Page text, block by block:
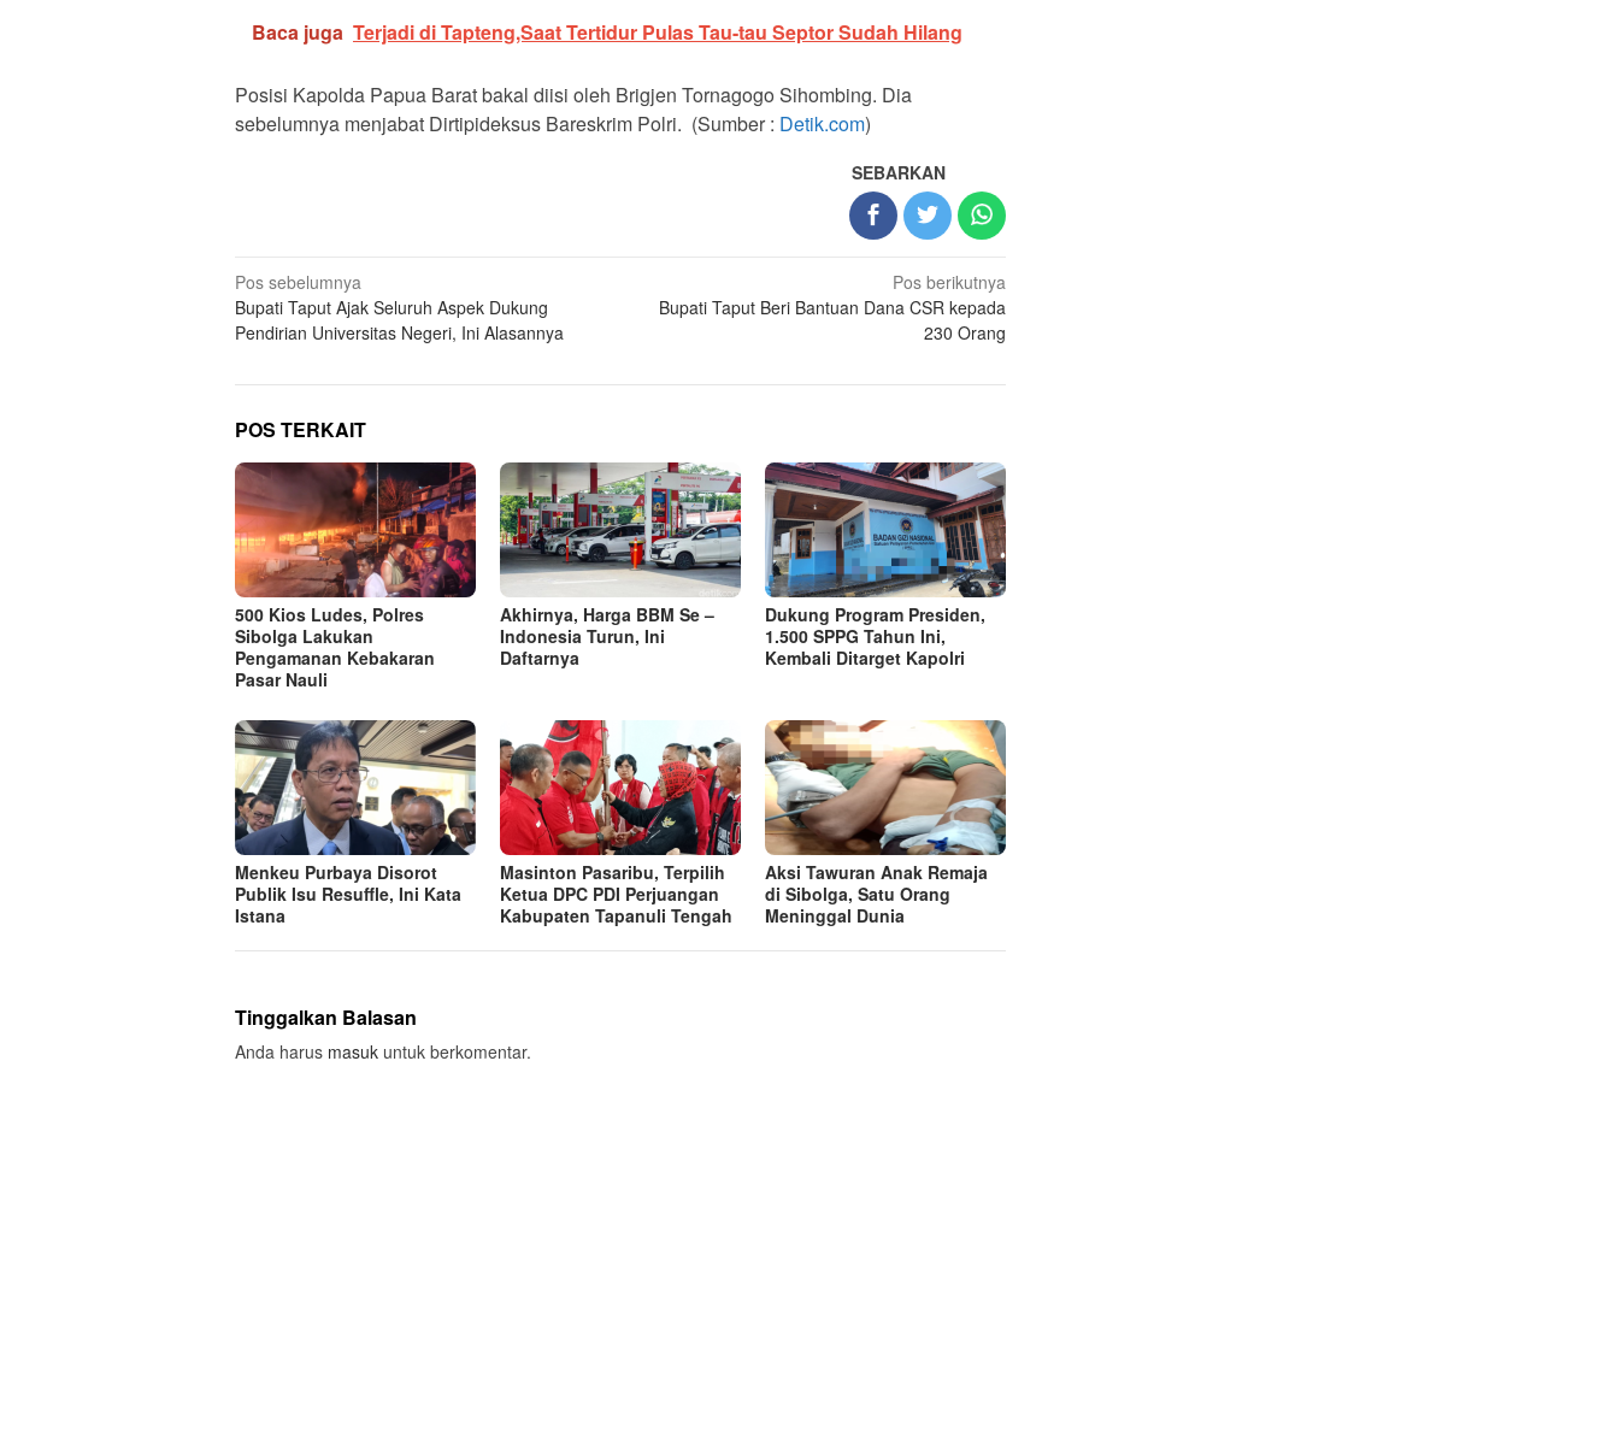
Baca juga Terjadi di Tapteng,Saat Tertidur Pulas Tau-tau Septor Sudah Hilang
Posisi Kapolda Papua Barat bakal diisi oleh Brigjen Tornagogo Sihombing. Dia
sebelumnya menjabat Dirtipideksus Bareskrim Polri. (Sumber : Detik.com)
SEBARKAN
Navigasi
pos
Pos sebelumnya
Bupati Taput Ajak Seluruh Aspek Dukung
Pendirian Universitas Negeri, Ini Alasannya
Pos berikutnya
Bupati Taput Beri Bantuan Dana CSR kepada
230 Orang
POS TERKAIT
500 Kios Ludes, Polres
Sibolga Lakukan
Pengamanan Kebakaran
Pasar Nauli
Akhirnya, Harga BBM Se –
Indonesia Turun, Ini
Daftarnya
Dukung Program Presiden,
1.500 SPPG Tahun Ini,
Kembali Ditarget Kapolri
Menkeu Purbaya Disorot
Publik Isu Resuffle, Ini Kata
Istana
Masinton Pasaribu, Terpilih
Ketua DPC PDI Perjuangan
Kabupaten Tapanuli Tengah
Aksi Tawuran Anak Remaja
di Sibolga, Satu Orang
Meninggal Dunia
Tinggalkan Balasan
Anda harus masuk untuk berkomentar.